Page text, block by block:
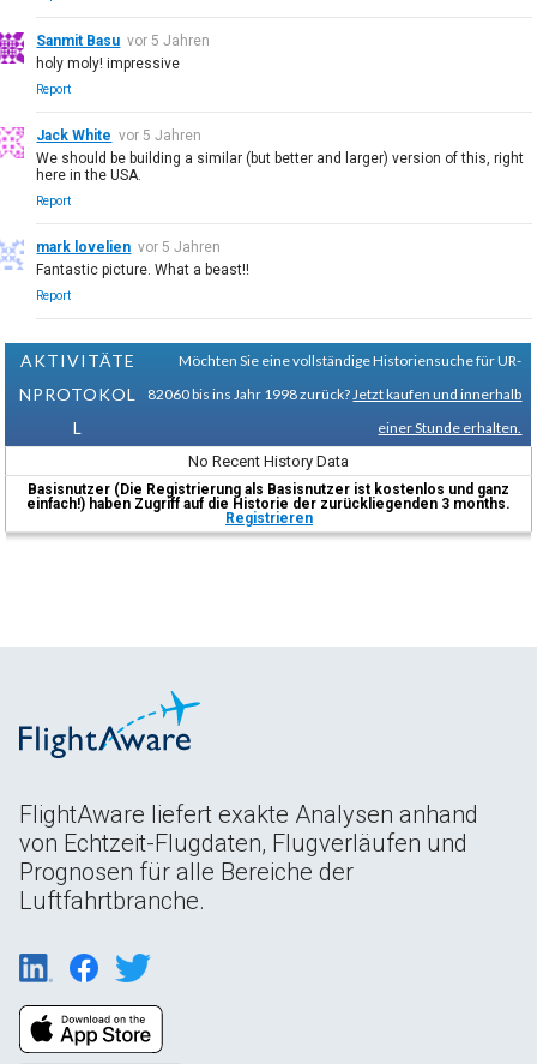
Sanmit Basu vor 5 Jahren
holy moly! impressive
Report
Jack White vor 5 Jahren
We should be building a similar (but better and larger) version of this, right
here in the USA.
Report
mark lovelien vor 5 Jahren
Fantastic picture. What a beast!!
Report
AKTIVITÄTE
NPROTOKOL
L
Möchten Sie eine vollständige Historiensuche für UR-
82060 bis ins Jahr 1998 zurück? Jetzt kaufen und innerhalb
einer Stunde erhalten.
No Recent History Data
Basisnutzer (Die Registrierung als Basisnutzer ist kostenlos und ganz
einfach!) haben Zugriff auf die Historie der zurückliegenden 3 months.
Registrieren
FlightAware liefert exakte Analysen anhand
von Echtzeit-Flugdaten, Flugverläufen und
Prognosen für alle Bereiche der
Luftfahrtbranche.